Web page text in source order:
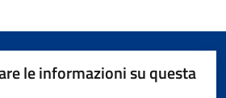
le informazioni su questa